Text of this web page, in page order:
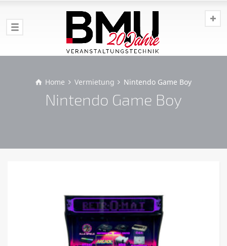
Home Vermietung Nintendo Game Boy
Nintendo Game Boy